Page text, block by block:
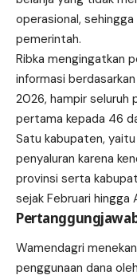
operasional,
pemerintah.
Ribka mengingatkan
informasi
2026, hampir seluruh
pertama kepada 46
Satu kabupaten,
penyaluran karena
provinsi serta
sejak Februari hingga
Wamendagri
penggunaan dana